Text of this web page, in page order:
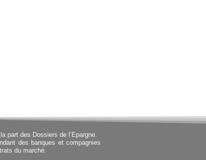
part des Dossiers de l’Epargne.
des banques et compagnies
du marché.